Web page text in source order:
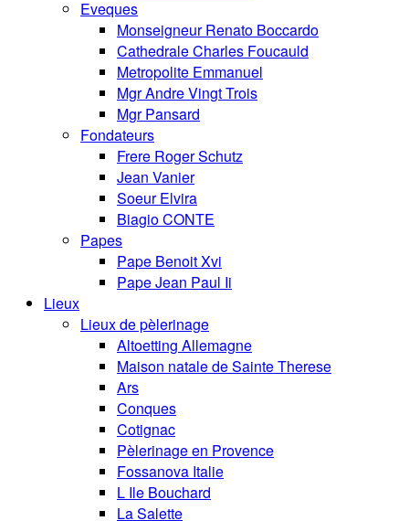
Eveques
Monseigneur Renato Boccardo
Cathedrale Charles Foucauld
Metropolite Emmanuel
Mgr Andre Vingt Trois
Mgr Pansard
Fondateurs
Frere Roger Schutz
Jean Vanier
Soeur Elvira
Biagio CONTE
Papes
Pape Benoit Xvi
Pape Jean Paul Ii
Lieux
Lieux de pèlerinage
Altoetting Allemagne
Maison natale de Sainte Therese
Ars
Conques
Cotignac
Pèlerinage en Provence
Fossanova Italie
L Ile Bouchard
La Salette